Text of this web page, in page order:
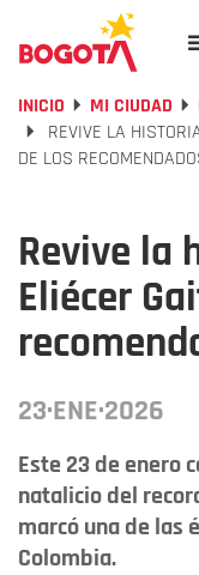
INICIO MI CIUDAD
REVIVE LA
DE LOS
Revive la
Eliécer
23·ENE·2026
Este 23 de enero
natalicio del
marcó una de las
Colombia.